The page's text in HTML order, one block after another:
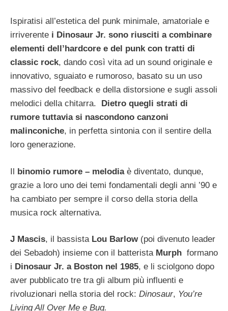
Ispiratisi all’estetica del punk minimale, amatoriale e
irriverente i Dinosaur Jr. sono riusciti a combinare
elementi dell’hardcore e del punk con tratti di
classic rock, dando così vita ad un sound originale e
innovativo, sguaiato e rumoroso, basato su un uso
massivo del feedback e della distorsione e sugli assoli
melodici della chitarra.
Dietro quegli strati di
rumore tuttavia si nascondono canzoni
malinconiche, in perfetta sintonia con il sentire della
loro generazione.
Il binomio rumore – melodiaè diventato, dunque,
grazie a loro uno dei temi fondamentali degli anni ’90 e
ha cambiato per sempre il corso della storia della
musica rock alternativa.
J Mascis, il bassistaLou Barlow (poi divenuto leader
dei Sebadoh) insieme con il batteristaMurph formano
i Dinosaur Jr. a Boston nel 1985, e li sciolgono dopo
aver pubblicato tre tra gli album più influenti e
rivoluzionari nella storia del rock: Dinosaur, You’re
Living All Over Me e Bug.